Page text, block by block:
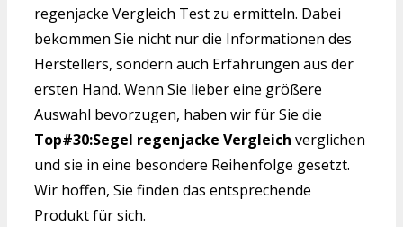
regenjacke Vergleich Test zu ermitteln. Dabei
bekommen Sie nicht nur die Informationen des
Herstellers, sondern auch Erfahrungen aus der
ersten Hand. Wenn Sie lieber eine größere
Auswahl bevorzugen, haben wir für Sie die
Top#30:Segel regenjacke Vergleich verglichen
und sie in eine besondere Reihenfolge gesetzt.
Wir hoffen, Sie finden das entsprechende
Produkt für sich.